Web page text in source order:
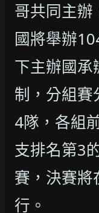
哥共同主辦
國將舉辦
下主辦國承
制，分組賽
4隊，各組
支排名第3
賽，決賽
行。